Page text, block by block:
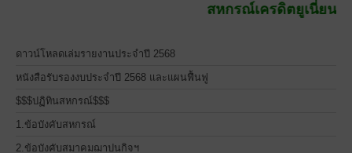
สหกรณ์เครดิตยูเนี่ยนคอหงส์ จำกั
ดาวน์โหลดเล่มรายงานประจำปี 2568
หนังสือรับรองงบประจำปี 2568 และแผนฟื้นฟู
$$$ปฏิทินสหกรณ์$$$
1.ข้อบังคับสหกรณ์
2.ข้อบังคับสมาคมฌาปนกิจฯ